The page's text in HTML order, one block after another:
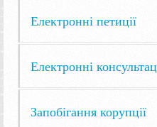
Електронні петиції
Електронні
Запобігання корупції